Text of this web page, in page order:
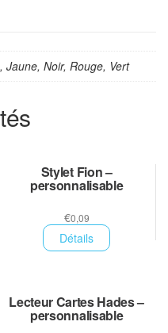
Jaune, Noir, Rouge, Vert
Stylet Fion –
personnalisable
€0,09
Détails
Lecteur Cartes Hades –
personnalisable